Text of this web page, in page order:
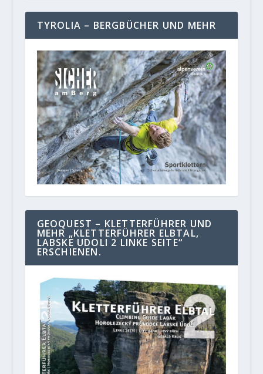
TYROLIA – BERGBÜCHER UND MEHR
GEOQUEST – KLETTERFÜHRER UND
MEHR „KLETTERFÜHRER ELBTAL,
LABSKE UDOLI 2 LINKE SEITE“
ERSCHIENEN.